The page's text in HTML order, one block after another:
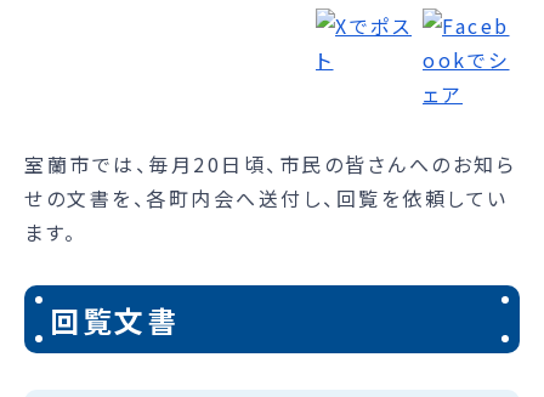
室蘭市では、毎月20日頃、市民の皆さんへのお知ら
せの文書を、各町内会へ送付し、回覧を依頼してい
ます。
回覧文書